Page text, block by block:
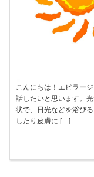
こんにちは！エピラー
話したいと思います。
状で、日光などを浴び
したり皮膚に […]